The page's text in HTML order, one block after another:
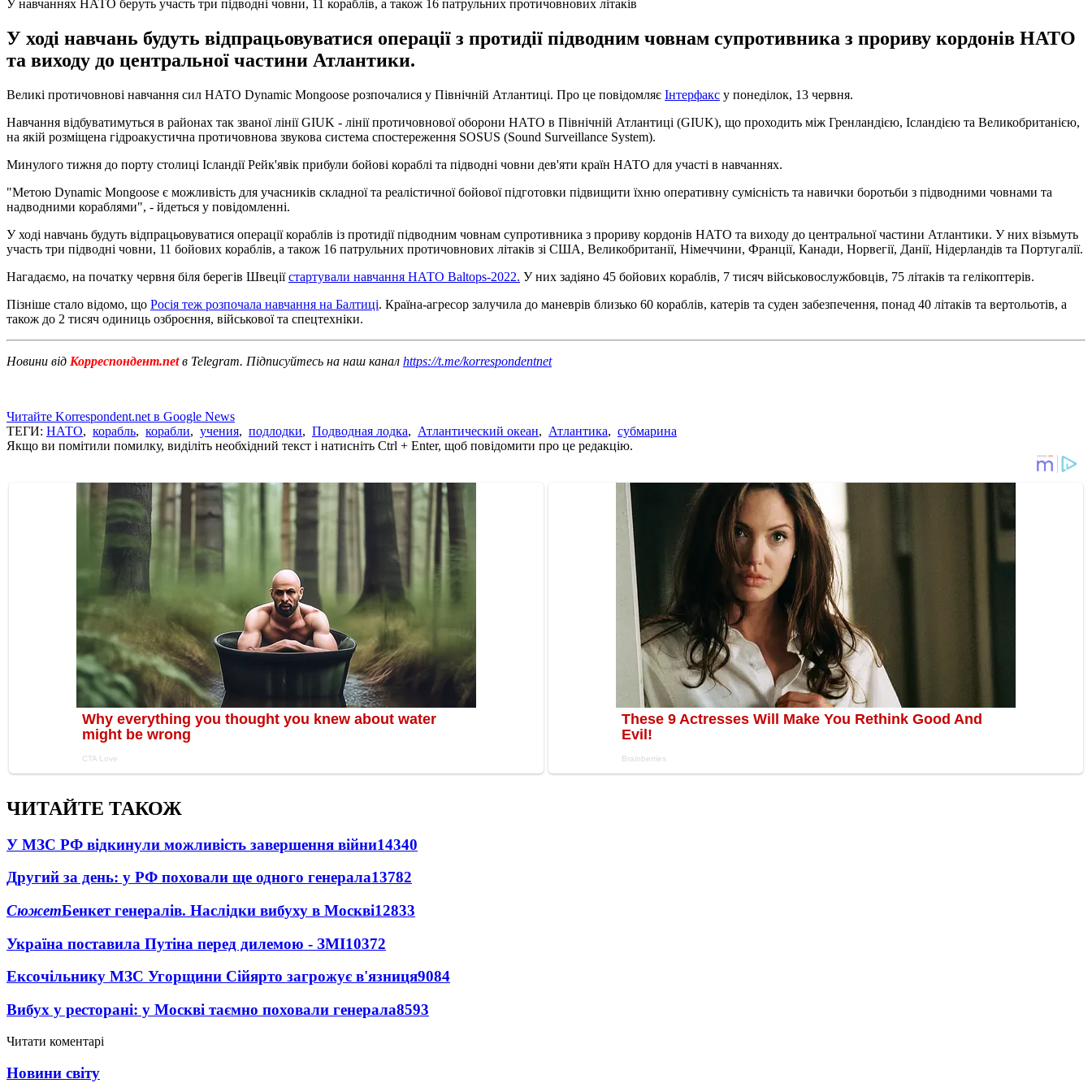
У навчаннях НАТО беруть участь три підводні човни, 11 кораблів, а також 16 патрульних протичовнових літаків
У ході навчань будуть відпрацьовуватися операції з протидії підводним човнам супротивника з прориву кордонів НАТО
та виходу до центральної частини Атлантики.
Великі протичовнові навчання сил НАТО Dynamic Mongoose розпочалися у Північній Атлантиці. Про це повідомляє Інтерфакс у понеділок, 13 червня.
Навчання відбуватимуться в районах так званої лінії GIUK - лінії протичовнової оборони НАТО в Північній Атлантиці (GIUK), що проходить між Гренландією, Ісландією та Великобританією,
на якій розміщена гідроакустична протичовнова звукова система спостереження SOSUS (Sound Surveillance System).
Минулого тижня до порту столиці Ісландії Рейк'явік прибули бойові кораблі та підводні човни дев'яти країн НАТО для участі в навчаннях.
"Метою Dynamic Mongoose є можливість для учасників складної та реалістичної бойової підготовки підвищити їхню оперативну сумісність та навички боротьби з підводними човнами та
надводними кораблями", - йдеться у повідомленні.
У ході навчань будуть відпрацьовуватися операції кораблів із протидії підводним човнам супротивника з прориву кордонів НАТО та виходу до центральної частини Атлантики. У них візьмуть
участь три підводні човни, 11 бойових кораблів, а також 16 патрульних протичовнових літаків зі США, Великобританії, Німеччини, Франції, Канади, Норвегії, Данії, Нідерландів та Португалії.
Нагадаємо, на початку червня біля берегів Швеціїстартували навчання НАТО Baltops-2022. У них задіяно 45 бойових кораблів, 7 тисяч військовослужбовців, 75 літаків та гелікоптерів.
Пізніше стало відомо, що Росія теж розпочала навчання на Балтиці. Країна-агресор залучила до маневрів близько 60 кораблів, катерів та суден забезпечення, понад 40 літаків та вертольотів, а
також до 2 тисяч одиниць озброєння, військової та спецтехніки.
Новини від Корреспондент.netв Telegram. Підписуйтесь на наш канал https://t.me/korrespondentnet
Читайте Korrespondent.net в Google News
ТЕГИ: НАТО, корабль, корабли, учения, подлодки, Подводная лодка, Атлантический океан, Атлантика, субмарина
Якщо ви помітили помилку, виділіть необхідний текст і натисніть Ctrl + Enter, щоб повідомити про це редакцію.
ЧИТАЙТЕ ТАКОЖ
У МЗС РФ відкинули можливість завершення війни14340
Другий за день: у РФ поховали ще одного генерала13782
СюжетБенкет генералів. Наслідки вибуху в Москві12833
Україна поставила Путіна перед дилемою - ЗМІ10372
Ексочільнику МЗС Угорщини Сійярто загрожує в'язниця9084
Вибух у ресторані: у Москві таємно поховали генерала8593
Читати коментарі
Новини світу